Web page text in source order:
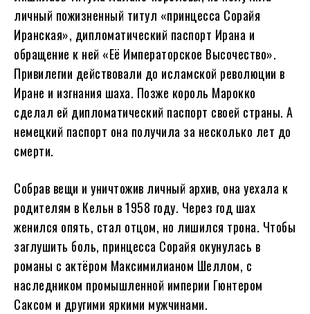
личный пожизненный титул «принцесса Сорайя
Иранская», дипломатический паспорт Ирана и
обращение к ней «Её Императорское Высочество».
Привилегии действовали до исламской революции в
Иране и изгнания шаха. Позже король Марокко
сделал ей дипломатический паспорт своей страны. А
немецкий паспорт она получила за несколько лет до
смерти.
Собрав вещи и уничтожив личный архив, она уехала к
родителям в Кельн в 1958 году. Через год шах
женился опять, стал отцом, но лишился трона. Чтобы
заглушить боль, принцесса Сорайя окунулась в
романы с актёром Максимилианом Шеллом, с
наследником промышленной империи Гюнтером
Саксом и другими яркими мужчинами.